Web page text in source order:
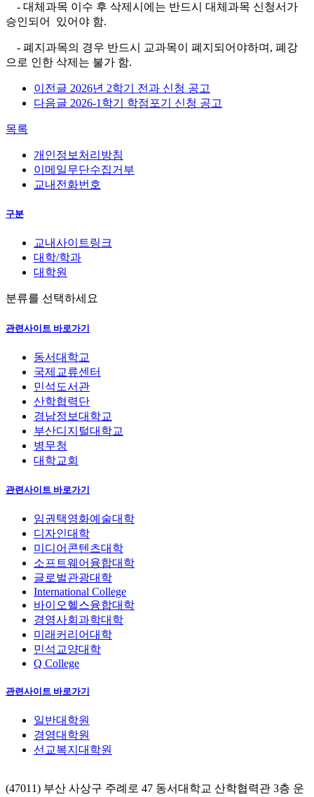
- 대체과목 이수 후 삭제시에는 반드시 대체과목 신청서가
승인되어 있어야 함.
- 폐지과목의 경우 반드시 교과목이 폐지되어야하며, 폐강
으로 인한 삭제는 불가 함.
이전글 2026년 2학기 전과 신청 공고
다음글 2026-1학기 학점포기 신청 공고
목록
개인정보처리방침
이메일무단수집거부
교내전화번호
구분
교내사이트링크
대학/학과
대학원
분류를 선택하세요
관련사이트 바로가기
동서대학교
국제교류센터
민석도서관
산학협력단
경남정보대학교
부산디지털대학교
병무청
대학교회
관련사이트 바로가기
임권택영화예술대학
디자인대학
미디어콘텐츠대학
소프트웨어융합대학
글로벌관광대학
International College
바이오헬스융합대학
경영사회과학대학
미래커리어대학
민석교양대학
Q College
관련사이트 바로가기
일반대학원
경영대학원
선교복지대학원
(47011) 부산 사상구 주례로 47 동서대학교 산학협력관 3층 운